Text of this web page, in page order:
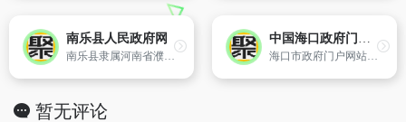
南乐县人民政府网
南乐县隶属河南省濮阳市,位于河南省东北端,辖4镇8乡,人口52.86万（2012年）,地处中原,华北平原南部,处于河南、河北、山东三省交汇处,有大广高速、南林高速、106国道、341国道。与河北邯郸、山东聊城交界,境域623平方公里。
中国海口政府门户网站
海口市政府门户网站以努力建设“政务公开、服务市民、宣传海口”为目标,以“为民、便民、利民”为宗旨,以发布政府信息、提供便民服务和拓展网上办事为主要内容。
暂无评论